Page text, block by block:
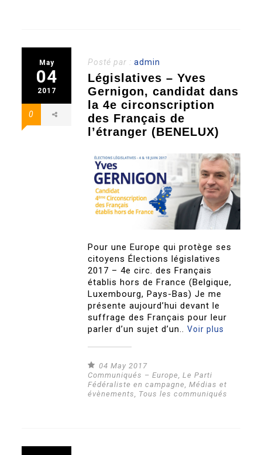
May
04
2017
0
Posté par :admin
Législatives – Yves
Gernigon, candidat dans
la 4e circonscription
des Français de
l’étranger (BENELUX)
Pour une Europe qui protège ses
citoyens Élections législatives
2017 – 4e circ. des Français
établis hors de France (Belgique,
Luxembourg, Pays-Bas) Je me
présente aujourd’hui devant le
suffrage des Français pour leur
parler d’un sujet d’un..Voir plus
04 May 2017
Communiqués – Europe ,Le Parti
Fédéraliste en campagne ,Médias et
évènements
Tous les communiqués